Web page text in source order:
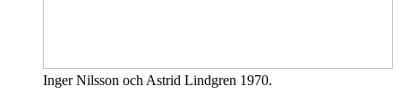
Inger Nilsson och Astrid Lindgren 1970.